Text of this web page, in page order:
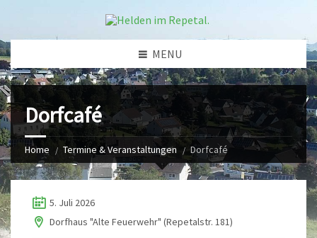
MENU
Dorfcafé
Home Termine & Veranstaltungen Dorfcafé
5. Juli 2026
Dorfhaus "Alte Feuerwehr" (Repetalstr. 181)